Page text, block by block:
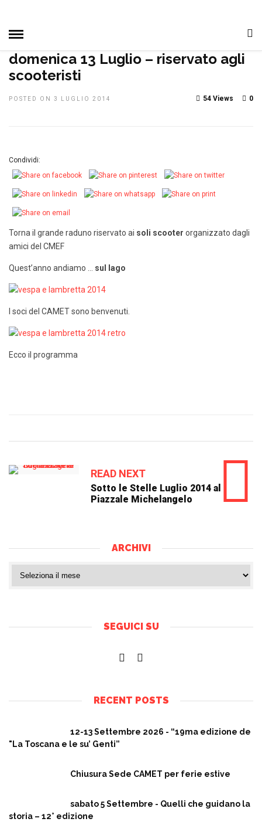
NOTIZIE ASI
NOTIZIE, EVENTI E MANIFESTAZIONI
domenica 13 Luglio – riservato agli
scooteristi
POSTED ON 3 LUGLIO 2014 0
54 Views
Condividi:
Torna il grande raduno riservato ai soli scooter organizzato dagli
amici del CMEF
Quest’anno andiamo … sul lago
I soci del CAMET sono benvenuti.
Ecco il programma
READ NEXT
Sotto le Stelle Luglio 2014 al
Piazzale Michelangelo
ARCHIVI
SEGUICI SU
RECENT POSTS
12-13 Settembre 2026 - “19ma edizione de
"La Toscana e le su’ Genti”
Chiusura Sede CAMET per ferie estive
sabato 5 Settembre - Quelli che guidano la
storia – 12° edizione